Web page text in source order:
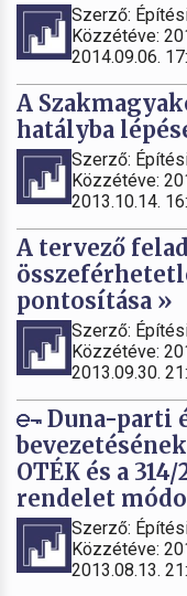
Szerző:
Közzétéve:
2014.09.06.
A
hatályba
Szerző:
Közzétéve:
2013.10.14.
A tervező
pontosítása »
Szerző:
Közzétéve:
2013.09.30.
Duna-parti
OTÉK és a
rendelet
Szerző:
Közzétéve:
2013.08.13.